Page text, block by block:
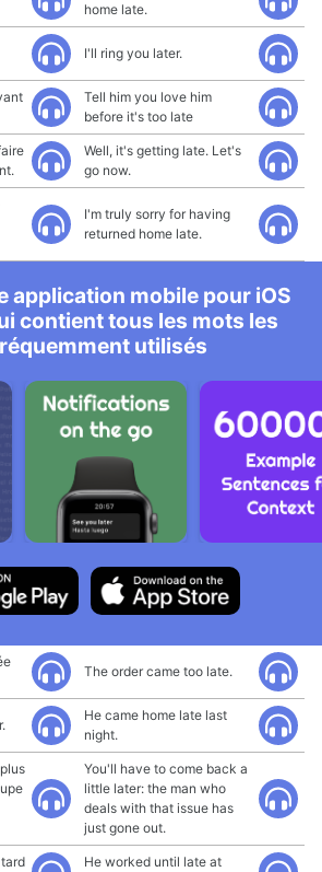
home late.
I'll ring you later.
Tell him you love him
before it's too late
Well, it's getting late. Let's
go now.
I'm truly sorry for having
returned home late.
application mobile pour iOS
contient tous les mots les
utilisés
The order came too late.
He came home late last
night.
You'll have to come back a
little later: the man who
deals with that issue has
just gone out.
He worked until late at